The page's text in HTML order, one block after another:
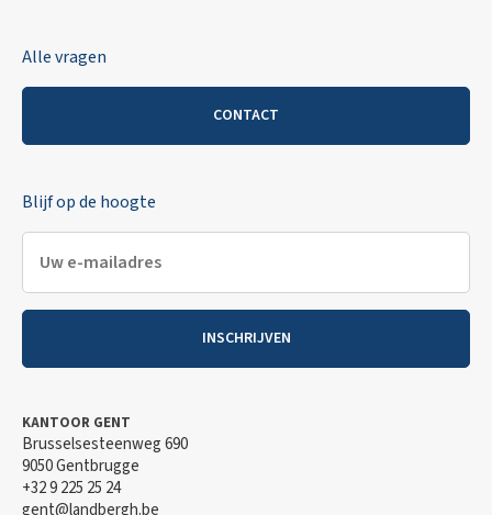
Alle vragen
CONTACT
Blijf op de hoogte
INSCHRIJVEN
KANTOOR GENT
Brusselsesteenweg 690
9050 Gentbrugge
+32 9 225 25 24
gent@landbergh.be